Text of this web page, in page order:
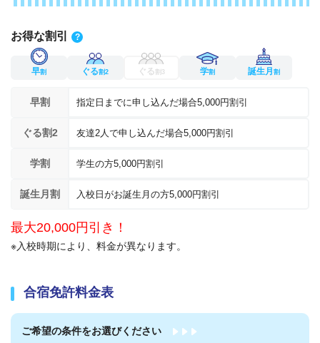
お得な割引 ?
早割 ぐる割2 ぐる 割3 学割 誕生月割
早割 指定日までに申し込んだ場合5,000円割引
ぐる割2 友達2人で申し込んだ場合5,000円割引
学割 学生の方5,000円割引
誕生月割 入校日がお誕生月の方5,000円割引
最大20,000円引き！
※入校時期により、料金が異なります。
合宿免許料金表
ご希望の条件をお選びください